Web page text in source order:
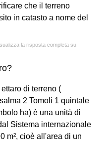
che il terreno
in catasto a nome del
la risposta completa su
di terreno (
2 Tomoli 1 quintale
ha) è una unità di
Sistema internazionale
m², cioè all'area di un